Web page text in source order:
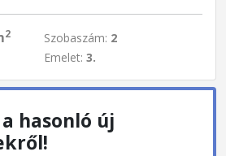
2 Szobaszám: 2
Emelet: 3.
hasonló új